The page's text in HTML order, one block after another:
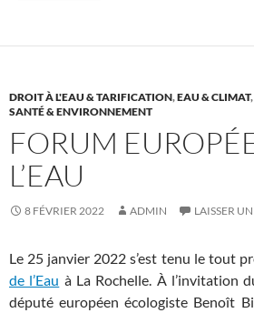
DROIT À L'EAU & TARIFICATION,EAU & CLIMAT,
SANTÉ & ENVIRONNEMENT
FORUM
L’EAU
8 FÉVRIER 2022 ADMIN LAISSER
Le 25 janvier 2022 s’est tenu le tout
de l’Eau à La Rochelle. À l’invitation
député européen écologiste Benoît